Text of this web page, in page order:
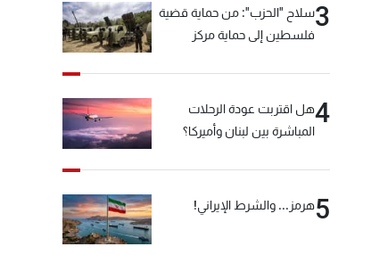
3سلاح "الحزب": من حماية قضية
فلسطين إلى حماية مركز
4هل اقتربت عودة الرحلات
المباشرة بين لبنان وأميركا؟
5هرمز... والشرط الإيراني!